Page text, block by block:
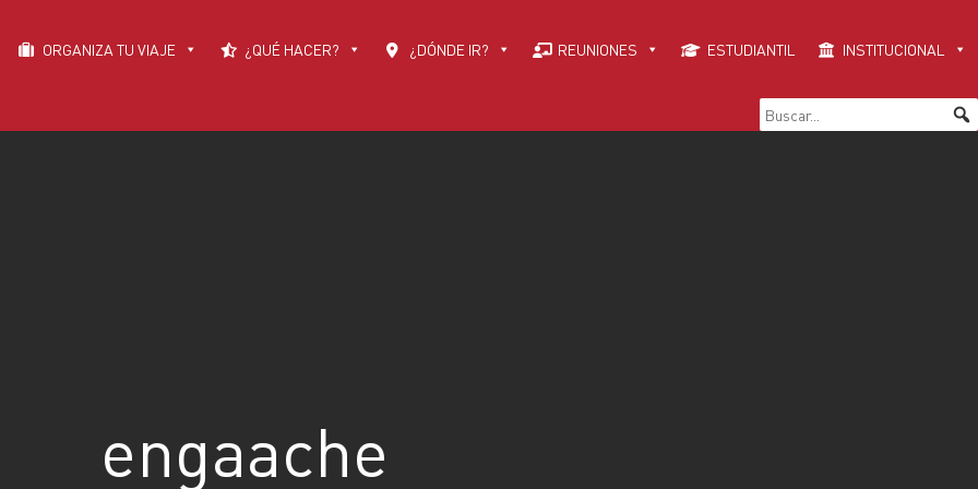
ORGANIZA TU VIAJE ¿QUÉ HACER? ¿DÓNDE IR? REUNIONES ESTUDIANTIL INSTITUCIONAL
engaache